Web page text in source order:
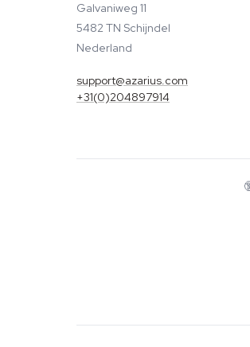
Galvaniweg 11
5482 TN Schijndel
Nederland
support@azarius.com
+31(0)204897914